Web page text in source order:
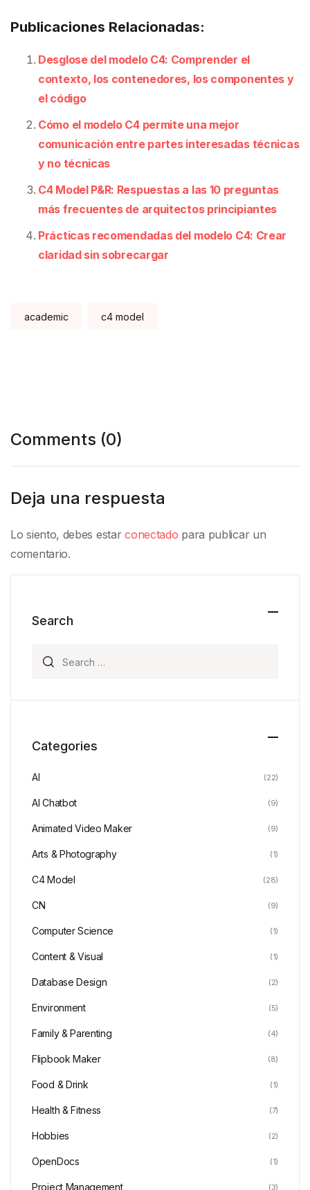
Publicaciones Relacionadas:
Desglose del modelo C4: Comprender el
contexto, los contenedores, los componentes y
el código
Cómo el modelo C4 permite una mejor
comunicación entre partes interesadas técnicas
y no técnicas
C4 Model P&R: Respuestas a las 10 preguntas
más frecuentes de arquitectos principiantes
Prácticas recomendadas del modelo C4: Crear
claridad sin sobrecargar
academic c4 model
Comments (0)
Deja una respuesta
Lo siento, debes estarconectado para publicar un
comentario.
Search
Categories
AI (22)
AI Chatbot (9)
Animated Video Maker (9)
Arts & Photography (1)
C4 Model (28)
CN (9)
Computer Science (1)
Content & Visual (1)
Database Design (2)
Environment (5)
Family & Parenting (4)
Flipbook Maker (8)
Food & Drink (1)
Health & Fitness (7)
Hobbies (2)
OpenDocs (1)
Project Management (3)